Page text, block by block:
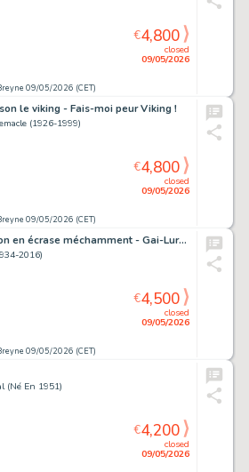
09/05/2026 (CET)
closed
09/05/2026
€4,800
le viking - Fais-moi peur Viking !
(1926-1999)
09/05/2026 (CET)
closed
09/05/2026
€4,800
Gai-luron en écrase méchamment - Gai-Luron et le pot au lait
2016)
09/05/2026 (CET)
closed
09/05/2026
€4,500
(Né En 1951)
closed
09/05/2026
€4,200